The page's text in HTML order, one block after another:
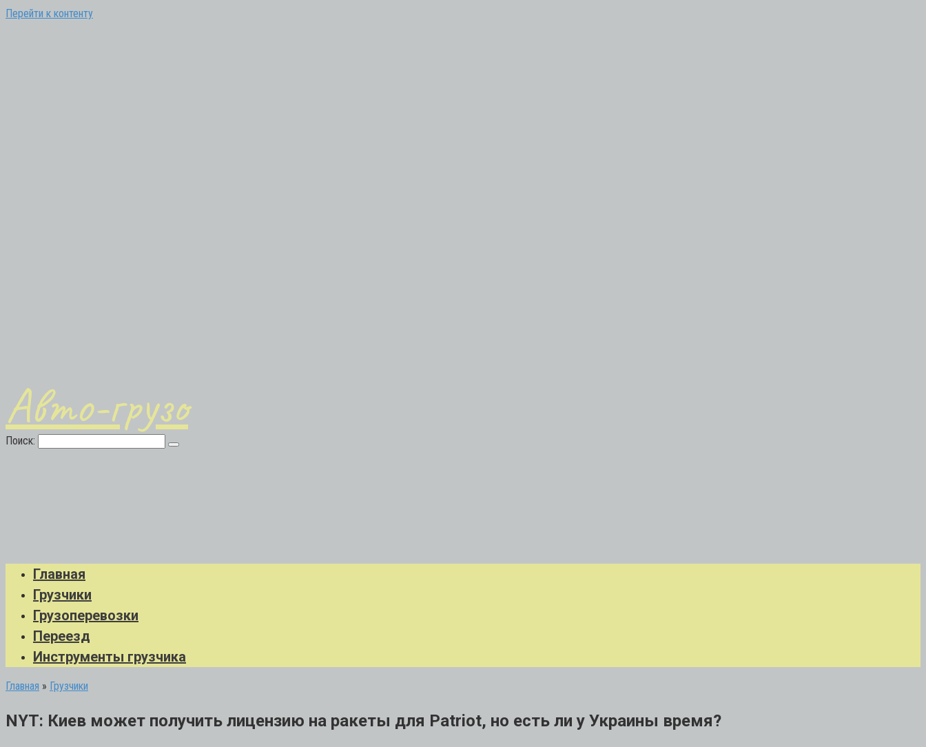
Перейти к контенту
Авто-грузо
Поиск:
Главная
Грузчики
Грузоперевозки
Переезд
Инструменты грузчика
Главная » Грузчики
NYT: Киев может получить лицензию на ракеты для Patriot, но есть ли у Украины время?